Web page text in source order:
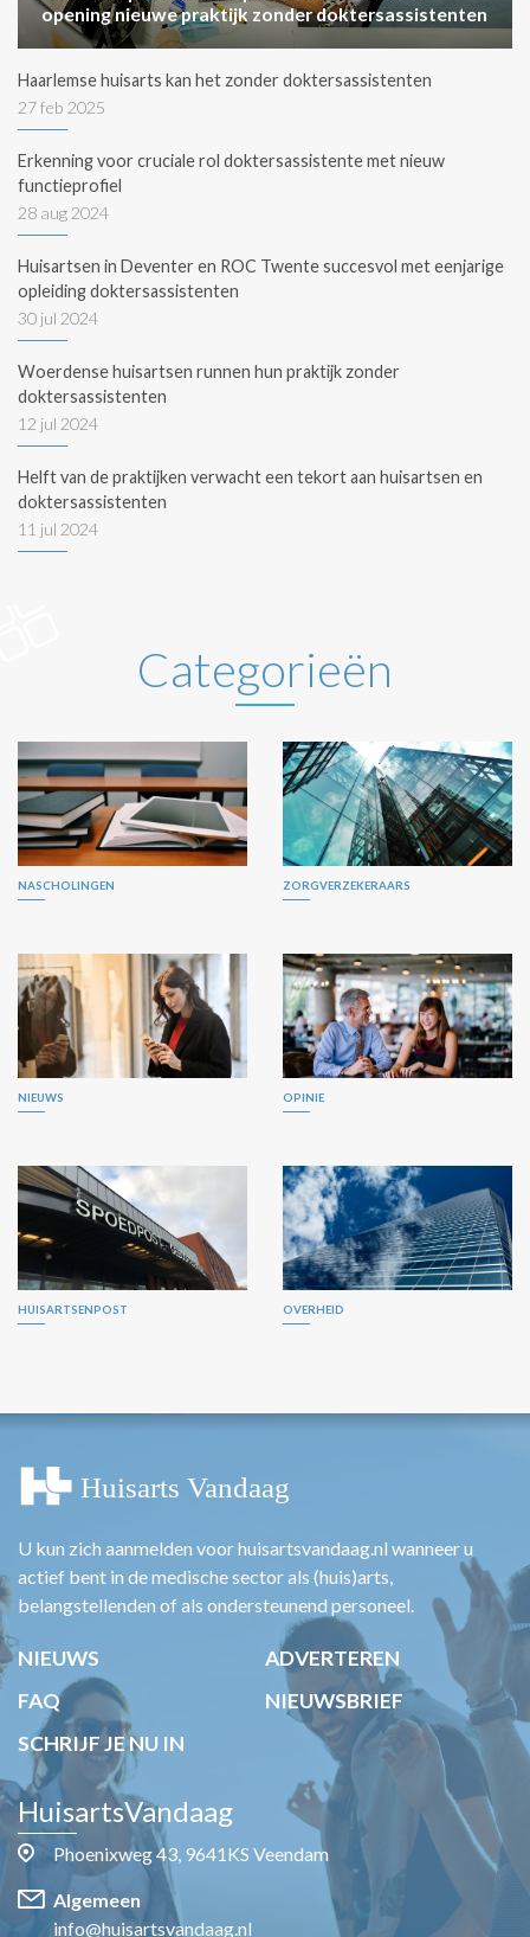
opening nieuwe praktijk zonder doktersassistenten
Haarlemse huisarts kan het zonder doktersassistenten
27 feb 2025
Erkenning voor cruciale rol doktersassistente met nieuw
functieprofiel
28 aug 2024
Huisartsen in Deventer en ROC Twente succesvol met eenjarige
opleiding doktersassistenten
30 jul 2024
Woerdense huisartsen runnen hun praktijk zonder
doktersassistenten
12 jul 2024
Helft van de praktijken verwacht een tekort aan huisartsen en
doktersassistenten
11 jul 2024
Categorieën
NASCHOLINGEN ZORGVERZEKERAARS
NIEUWS OPINIE
HUISARTSENPOST OVERHEID
U kun zich aanmelden voor huisartsvandaag.nl wanneer u
actief bent in de medische sector als (huis)arts,
belangstellenden of als ondersteunend personeel.
NIEUWS
ADVERTEREN
FAQ
NIEUWSBRIEF
SCHRIJF JE NU IN
HuisartsVandaag
Phoenixweg 43, 9641KS Veendam
Algemeen
info@huisartsvandaag.nl